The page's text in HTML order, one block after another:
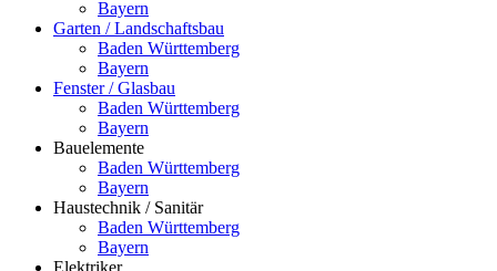
Bayern
Garten / Landschaftsbau
Baden Württemberg
Bayern
Fenster / Glasbau
Baden Württemberg
Bayern
Bauelemente
Baden Württemberg
Bayern
Haustechnik / Sanitär
Baden Württemberg
Bayern
Elektriker